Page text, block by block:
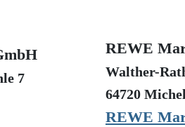
7
REWE
Walther-
64720
REWE